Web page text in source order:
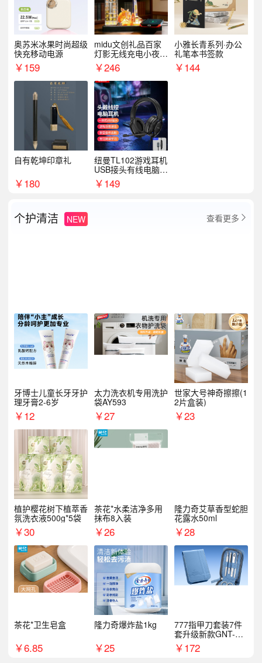
奥苏米冰果时尚超级
快充移动电源
￥159
midu文创礼品百家
灯影无线充电小夜灯
纪念礼品定制
￥246
小雅长青系列·办公
礼笔本书签款
￥144
自有乾坤印章礼
￥180
纽曼TL102游戏耳机
USB接头有线电脑耳
机耳麦
￥149
个护清洁 NEW 查看更多 
牙博士儿童长牙牙护
理牙膏2-6岁
￥12
太力洗衣机专用洗护
袋AY593
￥27
世家大号神奇擦擦(1
2片盒装)
￥23
植护樱花树下植萃香
氛洗衣液500g*5袋
￥30
茶花*水柔洁净多用
抹布8入装
￥26
隆力奇艾草香型蛇胆
花露水50ml
￥28
茶花*卫生皂盒
￥6.85
隆力奇爆炸盐1kg
￥25
777指甲刀套装7件
套升级新款GNT-PM
072
￥172